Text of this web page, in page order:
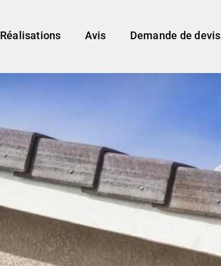
Réalisations Avis Demande de devis